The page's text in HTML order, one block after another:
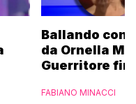
Ballando con
da Ornella
Guerritore
l’esclusiva di
FABIANO MINACCI